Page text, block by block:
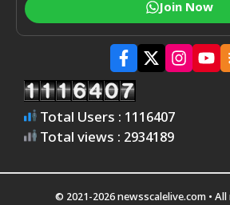
Join Now
Total Users : 1116407
Total views : 2934189
© 2021-2026 newsscalelive.com •